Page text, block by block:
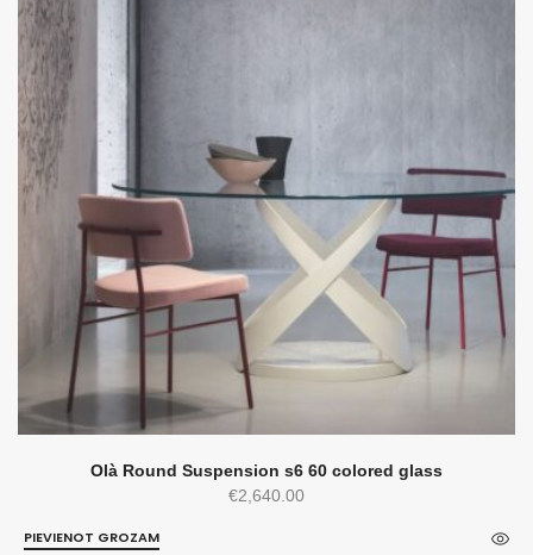
Olà Round Suspension s6 60 colored glass
€2,640.00
PIEVIENOT GROZAM